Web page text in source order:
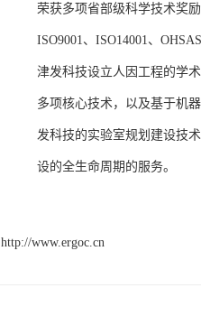
荣获多项省部级科学技术奖
ISO9001、ISO14001、
津发科技设立人因工程的学
多项核心技术，以及基于机
发科技的实验室规划建设技
设的全生命周期的服务。
http://www.ergoc.cn